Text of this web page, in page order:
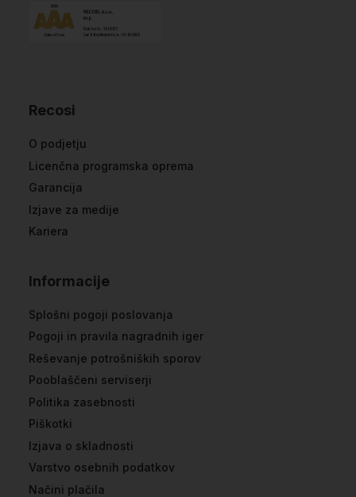
Recosi
O podjetju
Licenčna programska oprema
Garancija
Izjave za medije
Kariera
Informacije
Splošni pogoji poslovanja
Pogoji in pravila nagradnih iger
Reševanje potrošniških sporov
Pooblaščeni serviserji
Politika zasebnosti
Piškotki
Izjava o skladnosti
Varstvo osebnih podatkov
Načini plačila